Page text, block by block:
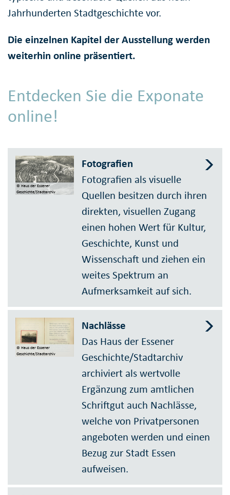
Jahrhunderten Stadtgeschichte vor.
Die einzelnen Kapitel der Ausstellung werden
weiterhin online präsentiert.
Entdecken Sie die Exponate
online!
© Haus der Essener
Geschichte/Stadtarchiv
Fotografien
Fotografien als visuelle
Quellen besitzen durch ihren
direkten, visuellen Zugang
einen hohen Wert für Kultur,
Geschichte, Kunst und
Wissenschaft und ziehen ein
weites Spektrum an
Aufmerksamkeit auf sich.
© Haus der Essener
Geschichte/Stadtarchiv
Nachlässe
Das Haus der Essener
Geschichte/Stadtarchiv
archiviert als wertvolle
Ergänzung zum amtlichen
Schriftgut auch Nachlässe,
welche von Privatpersonen
angeboten werden und einen
Bezug zur Stadt Essen
aufweisen.